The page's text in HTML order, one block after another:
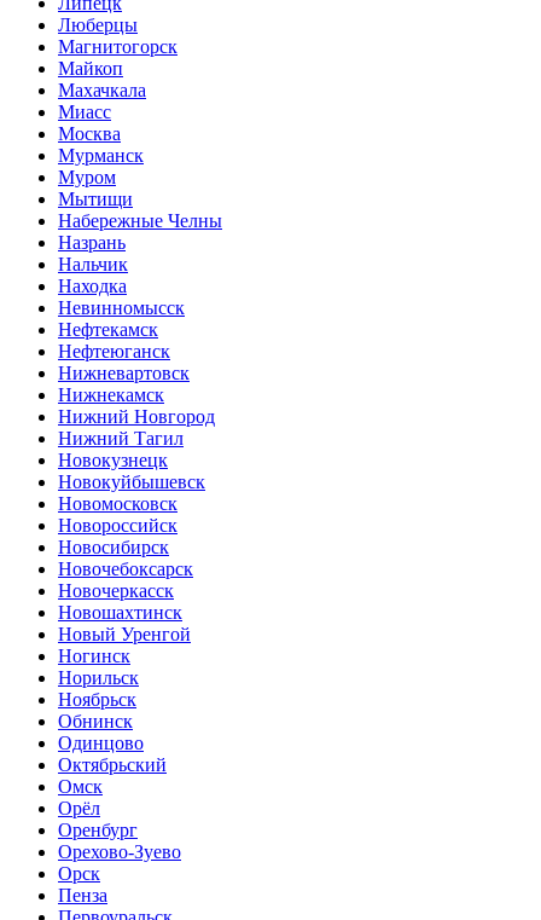
Люберцы
Магнитогорск
Майкоп
Махачкала
Миасс
Москва
Мурманск
Муром
Мытищи
Набережные Челны
Назрань
Нальчик
Находка
Невинномысск
Нефтекамск
Нефтеюганск
Нижневартовск
Нижнекамск
Нижний Новгород
Нижний Тагил
Новокузнецк
Новокуйбышевск
Новомосковск
Новороссийск
Новосибирск
Новочебоксарск
Новочеркасск
Новошахтинск
Новый Уренгой
Ногинск
Норильск
Ноябрьск
Обнинск
Одинцово
Октябрьский
Омск
Орёл
Оренбург
Орехово-Зуево
Орск
Пенза